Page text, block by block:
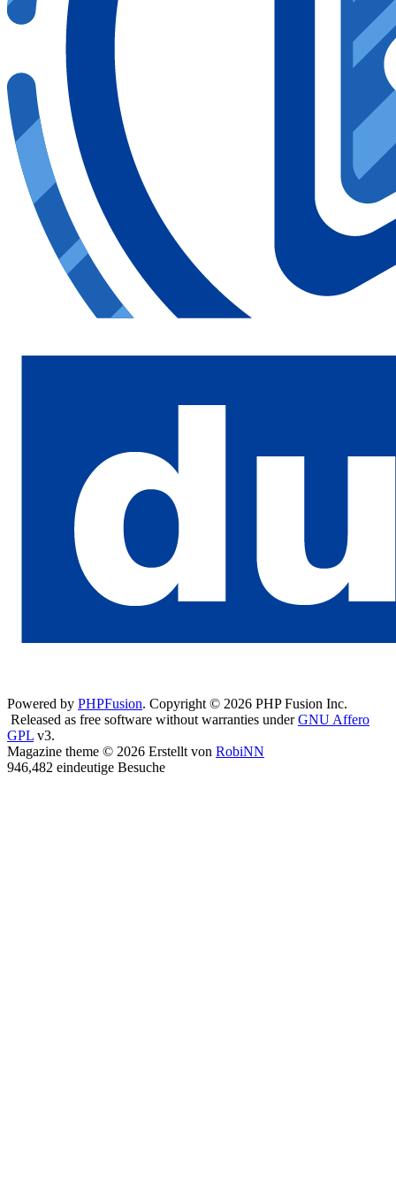
Powered by PHPFusion. Copyright © 2026 PHP Fusion Inc.
Released as free software without warranties underGNU Affero
GPL v3.
Magazine theme © 2026 Erstellt von RobiNN
946,482 eindeutige Besuche